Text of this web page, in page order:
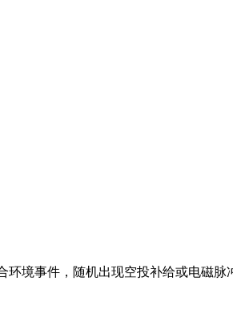
环境事件，随机出现空投补给或电磁脉